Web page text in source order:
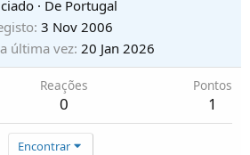
· De Portugal
3 Nov 2006
última vez 20 Jan 2026
Reações
0
Pontos
1
Encontrar